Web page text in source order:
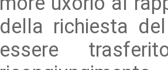
della richiesta
essere